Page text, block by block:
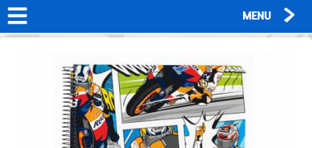
MENU